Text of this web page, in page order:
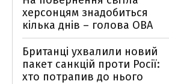
херсонцям знадобиться
кілька днів – голова ОВА
Британці ухвалили новий
пакет санкцій проти Росії:
хто потрапив до нього